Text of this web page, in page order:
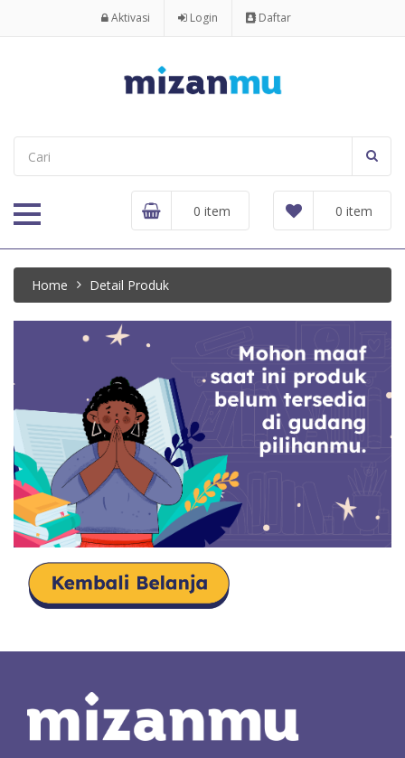
Aktivasi Login Daftar
0 item
0 item
Home Detail Produk